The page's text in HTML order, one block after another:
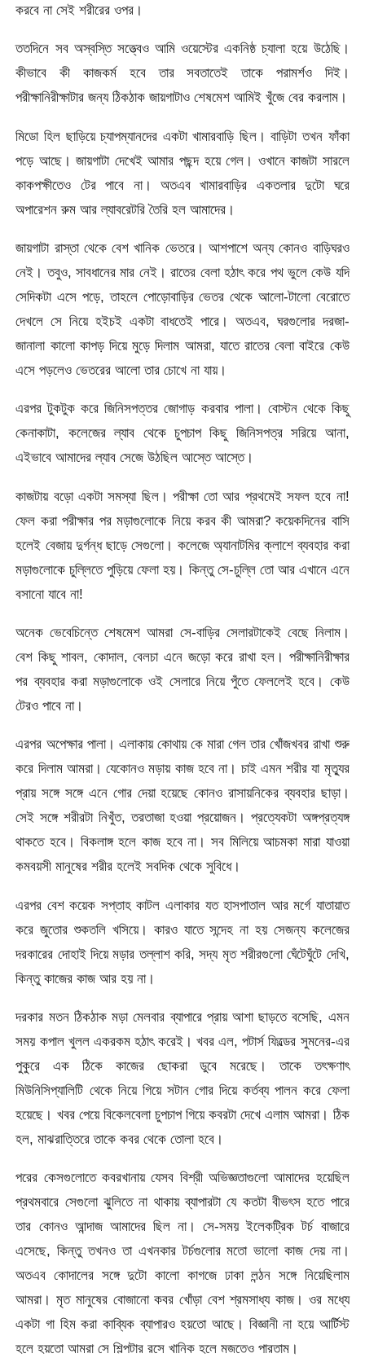
করবে না সেই শরীরের ওপর।
ততদিনে সব অস্বস্তি সত্ত্বেও আমি ওয়েস্টের একনিষ্ঠ চ্যালা হয়ে উঠেছি।
কীভাবে কী কাজকর্ম হবে তার সবতাতেই তাকে পরামর্শও দিই।
পরীক্ষানিরীক্ষাটার জন্য ঠিকঠাক জায়গাটাও শেষমেশ আমিই খুঁজে বের করলাম।
মিডো হিল ছাড়িয়ে চ্যাপম্যানদের একটা খামারবাড়ি ছিল। বাড়িটা তখন ফাঁকা
পড়ে আছে। জায়গাটা দেখেই আমার পছন্দ হয়ে গেল। ওখানে কাজটা সারলে
কাকপক্ষীতেও টের পাবে না। অতএব খামারবাড়ির একতলার দুটো ঘরে
অপারেশন রুম আর ল্যাবরেটরি তৈরি হল আমাদের।
জায়গাটা রাস্তা থেকে বেশ খানিক ভেতরে। আশপাশে অন্য কোনও বাড়িঘরও
নেই। তবুও, সাবধানের মার নেই। রাতের বেলা হঠাৎ করে পথ ভুলে কেউ যদি
সেদিকটা এসে পড়ে, তাহলে পোড়োবাড়ির ভেতর থেকে আলো-টালো বেরোতে
দেখলে সে নিয়ে হইচই একটা বাধতেই পারে। অতএব, ঘরগুলোর দরজা-
জানালা কালো কাপড় দিয়ে মুড়ে দিলাম আমরা, যাতে রাতের বেলা বাইরে কেউ
এসে পড়লেও ভেতরের আলো তার চোখে না যায়।
এরপর টুকটুক করে জিনিসপত্তর জোগাড় করবার পালা। বোস্টন থেকে কিছু
কেনাকাটা, কলেজের ল্যাব থেকে চুপচাপ কিছু জিনিসপত্র সরিয়ে আনা,
এইভাবে আমাদের ল্যাব সেজে উঠছিল আস্তে আস্তে।
কাজটায় বড়ো একটা সমস্যা ছিল। পরীক্ষা তো আর প্রথমেই সফল হবে না!
ফেল করা পরীক্ষার পর মড়াগুলোকে নিয়ে করব কী আমরা? কয়েকদিনের বাসি
হলেই বেজায় দুর্গন্ধ ছাড়ে সেগুলো। কলেজে অ্যানাটমির ক্লাশে ব্যবহার করা
মড়াগুলোকে চুল্লিতে পুড়িয়ে ফেলা হয়। কিন্তু সে-চুল্লি তো আর এখানে এনে
বসানো যাবে না!
অনেক ভেবেচিন্তে শেষমেশ আমরা সে-বাড়ির সেলারটাকেই বেছে নিলাম।
বেশ কিছু শাবল, কোদাল, বেলচা এনে জড়ো করে রাখা হল। পরীক্ষানিরীক্ষার
পর ব্যবহার করা মড়াগুলোকে ওই সেলারে নিয়ে পুঁতে ফেললেই হবে। কেউ
টেরও পাবে না।
এরপর অপেক্ষার পালা। এলাকায় কোথায় কে মারা গেল তার খোঁজখবর রাখা শুরু
করে দিলাম আমরা। যেকোনও মড়ায় কাজ হবে না। চাই এমন শরীর যা মৃত্যুর
প্রায় সঙ্গে সঙ্গে এনে গোর দেয়া হয়েছে কোনও রাসায়নিকের ব্যবহার ছাড়া।
সেই সঙ্গে শরীরটা নিখুঁত, তরতাজা হওয়া প্রয়োজন। প্রত্যেকটা অঙ্গপ্রত্যঙ্গ
থাকতে হবে। বিকলাঙ্গ হলে কাজ হবে না। সব মিলিয়ে আচমকা মারা যাওয়া
কমবয়সী মানুষের শরীর হলেই সবদিক থেকে সুবিধে।
এরপর বেশ কয়েক সপ্তাহ কাটল এলাকার যত হাসপাতাল আর মর্গে যাতায়াত
করে জুতোর শুকতলি খসিয়ে। কারও যাতে সন্দেহ না হয় সেজন্য কলেজের
দরকারের দোহাই দিয়ে মড়ার তল্লাশ করি, সদ্য মৃত শরীরগুলো ঘেঁটেঘুঁটে দেখি,
কিন্তু কাজের কাজ আর হয় না।
দরকার মতন ঠিকঠাক মড়া মেলবার ব্যাপারে প্রায় আশা ছাড়তে বসেছি, এমন
সময় কপাল খুলল একরকম হঠাৎ করেই। খবর এল, পটার্স ফিল্ডের সুমনের-এর
পুকুরে এক ঠিকে কাজের ছোকরা ডুবে মরেছে। তাকে তৎক্ষণাৎ
মিউনিসিপ্যালিটি থেকে নিয়ে গিয়ে সটান গোর দিয়ে কর্তব্য পালন করে ফেলা
হয়েছে। খবর পেয়ে বিকেলবেলা চুপচাপ গিয়ে কবরটা দেখে এলাম আমরা। ঠিক
হল, মাঝরাত্তিরে তাকে কবর থেকে তোলা হবে।
পরের কেসগুলোতে কবরখানায় যেসব বিশ্রী অভিজ্ঞতাগুলো আমাদের হয়েছিল
প্রথমবারে সেগুলো ঝুলিতে না থাকায় ব্যাপারটা যে কতটা বীভৎস হতে পারে
তার কোনও আন্দাজ আমাদের ছিল না। সে-সময় ইলেকট্রিক টর্চ বাজারে
এসেছে, কিন্তু তখনও তা এখনকার টর্চগুলোর মতো ভালো কাজ দেয় না।
অতএব কোদালের সঙ্গে দুটো কালো কাগজে ঢাকা লন্ঠন সঙ্গে নিয়েছিলাম
আমরা। মৃত মানুষের বোজানো কবর খোঁড়া বেশ শ্রমসাধ্য কাজ। ওর মধ্যে
একটা গা হিম করা কাব্যিক ব্যাপারও হয়তো আছে। বিজ্ঞানী না হয়ে আর্টিস্ট
হলে হয়তো আমরা সে শিল্পটার রসে খানিক হলে মজতেও পারতাম।